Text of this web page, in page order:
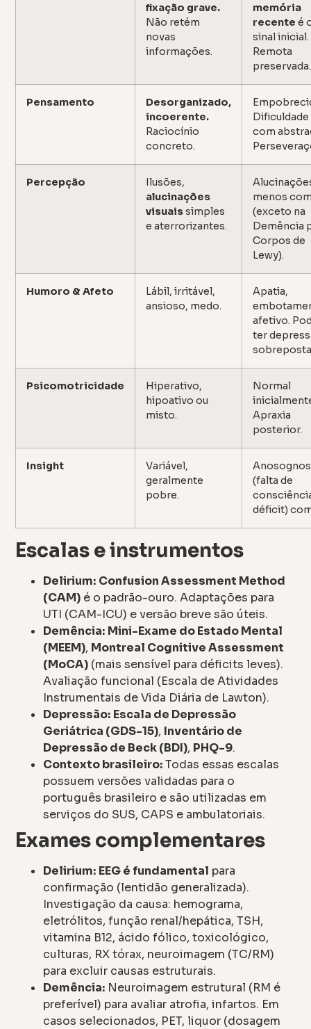
fixação grave.
Não retém
novas
informações.
memória
recente é
sinal inicial.
Remota
preservada.
Pensamento
Desorganizado,
incoerente.
Raciocínio
concreto.
Dificuldade
com
Percepção
Ilusões,
alucinações
visuaissimples
e aterrorizantes.
menos
(exceto na
Demência
Corpos de
Lewy).
Humoro & Afeto
Lábil, irritável,
ansioso, medo.
Apatia,
afetivo.
ter
Psicomotricidade
Hiperativo,
hipoativo ou
misto.
Normal
Apraxia
posterior.
Insight
Variável,
geralmente
pobre.
(falta de
déficit)
Escalas e instrumentos
Delirium: Confusion Assessment Method
(CAM) é o padrão-ouro. Adaptações para
UTI (CAM-ICU) e versão breve são úteis.
Demência: Mini-Exame do Estado Mental
(MEEM), Montreal Cognitive Assessment
(MoCA) (mais sensível para déficits leves).
Avaliação funcional (Escala de Atividades
Instrumentais de Vida Diária de Lawton).
Depressão: Escala de Depressão
Geriátrica (GDS-15), Inventário de
Depressão de Beck (BDI), PHQ-9.
Contexto brasileiro:Todas essas escalas
possuem versões validadas para o
português brasileiro e são utilizadas em
serviços do SUS, CAPS e ambulatoriais.
Exames complementares
Delirium: EEG é fundamental para
confirmação (lentidão generalizada).
Investigação da causa: hemograma,
eletrólitos, função renal/hepática, TSH,
vitamina B12, ácido fólico, toxicológico,
culturas, RX tórax, neuroimagem (TC/RM)
para excluir causas estruturais.
Demência: Neuroimagem estrutural (RM é
preferível) para avaliar atrofia, infartos. Em
casos selecionados, PET, liquor (dosagem